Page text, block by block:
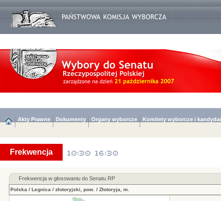
Akty Prawne Dokumenty Organy wyborcze Komitety wyborcze i
Frekwencja
Frekwencja w głosowaniu do Senatu RP
Polska / Legnica / złotoryjski, pow. / Złotoryja, m.